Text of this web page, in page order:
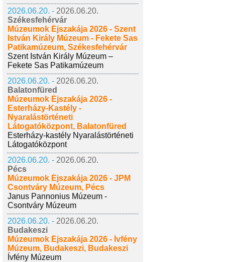
2026.06.20. - 2026.06.20.
Székesfehérvár
Múzeumok Éjszakája 2026 - Szent
István Király Múzeum - Fekete Sas
Patikamúzeum, Székesfehérvár
Szent István Király Múzeum –
Fekete Sas Patikamúzeum
2026.06.20. - 2026.06.20.
Balatonfüred
Múzeumok Éjszakája 2026 -
Esterházy-Kastély -
Nyaralástörténeti
Látogatóközpont, Balatonfüred
Esterházy-kastély Nyaralástörténeti
Látogatóközpont
2026.06.20. - 2026.06.20.
Pécs
Múzeumok Éjszakája 2026 - JPM
Csontváry Múzeum, Pécs
Janus Pannonius Múzeum -
Csontváry Múzeum
2026.06.20. - 2026.06.20.
Budakeszi
Múzeumok Éjszakája 2026 - Ívfény
Múzeum, Budakeszi, Budakeszi
Ívfény Múzeum